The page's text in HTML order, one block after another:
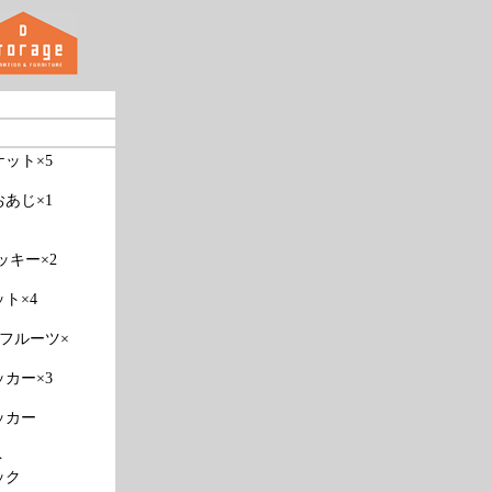
ット×5
あじ×1
キー×2
ト×4
/フルーツ×
カー×3
カー
ク